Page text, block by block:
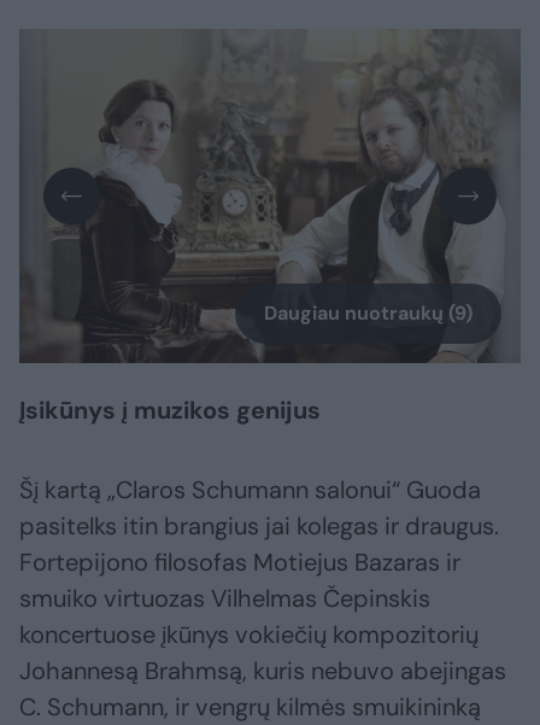
Daugiau nuotraukų (9)
Įsikūnys į muzikos genijus
Šį kartą „Claros Schumann salonui“ Guoda
pasitelks itin brangius jai kolegas ir draugus.
Fortepijono filosofas Motiejus Bazaras ir
smuiko virtuozas Vilhelmas Čepinskis
koncertuose įkūnys vokiečių kompozitorių
Johannesą Brahmsą, kuris nebuvo abejingas
C. Schumann, ir vengrų kilmės smuikininką